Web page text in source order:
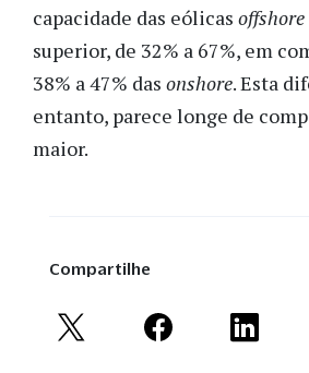
capacidade das eólicas offshore
superior, de 32% a 67%, em
38% a 47% das onshore. Esta
entanto, parece longe de
maior.
Compartilhe